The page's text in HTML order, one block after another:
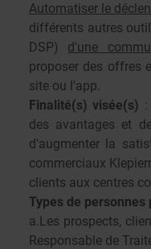
Automatiser le
différents autres
DSP) d'une
proposer des offres
site ou l'app.
Finalité(s) visée(s)
des avantages et
d'augmenter la
commerciaux
clients aux centres
Types de personnes
a.Les prospects,
Responsable de